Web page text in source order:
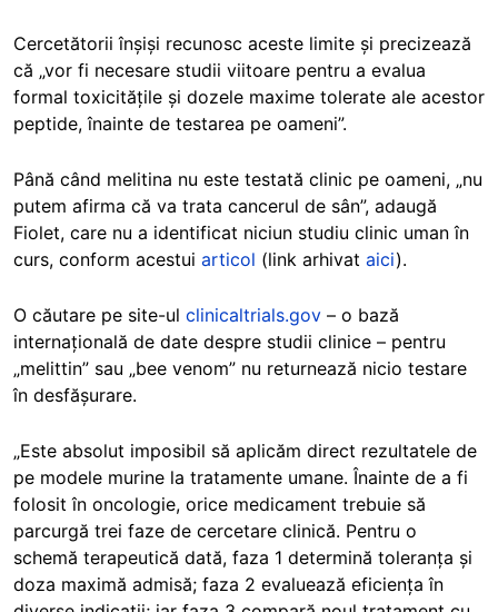
Cercetătorii înșiși recunosc aceste limite și precizează
că „vor fi necesare studii viitoare pentru a evalua
formal toxicitățile și dozele maxime tolerate ale acestor
peptide, înainte de testarea pe oameni”.
Până când melitina nu este testată clinic pe oameni, „nu
putem afirma că va trata cancerul de sân”, adaugă
Fiolet, care nu a identificat niciun studiu clinic uman în
curs, conform acestui articol (link arhivat aici).
O căutare pe site-ul clinicaltrials.gov – o bază
internațională de date despre studii clinice – pentru
„melittin” sau „bee venom” nu returnează nicio testare
în desfășurare.
„Este absolut imposibil să aplicăm direct rezultatele de
pe modele murine la tratamente umane. Înainte de a fi
folosit în oncologie, orice medicament trebuie să
parcurgă trei faze de cercetare clinică. Pentru o
schemă terapeutică dată, faza 1 determină toleranța și
doza maximă admisă; faza 2 evaluează eficiența în